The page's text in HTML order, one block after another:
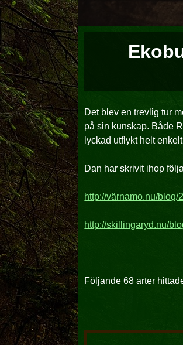
Hoppa
över
till
innehåll
Det blev en trevlig tur
på sin kunskap. Både
lyckad utflykt helt
Dan har skrivit ihop
http://värnamo.nu/
http://skillingaryd.nu/
Följande 68 arter